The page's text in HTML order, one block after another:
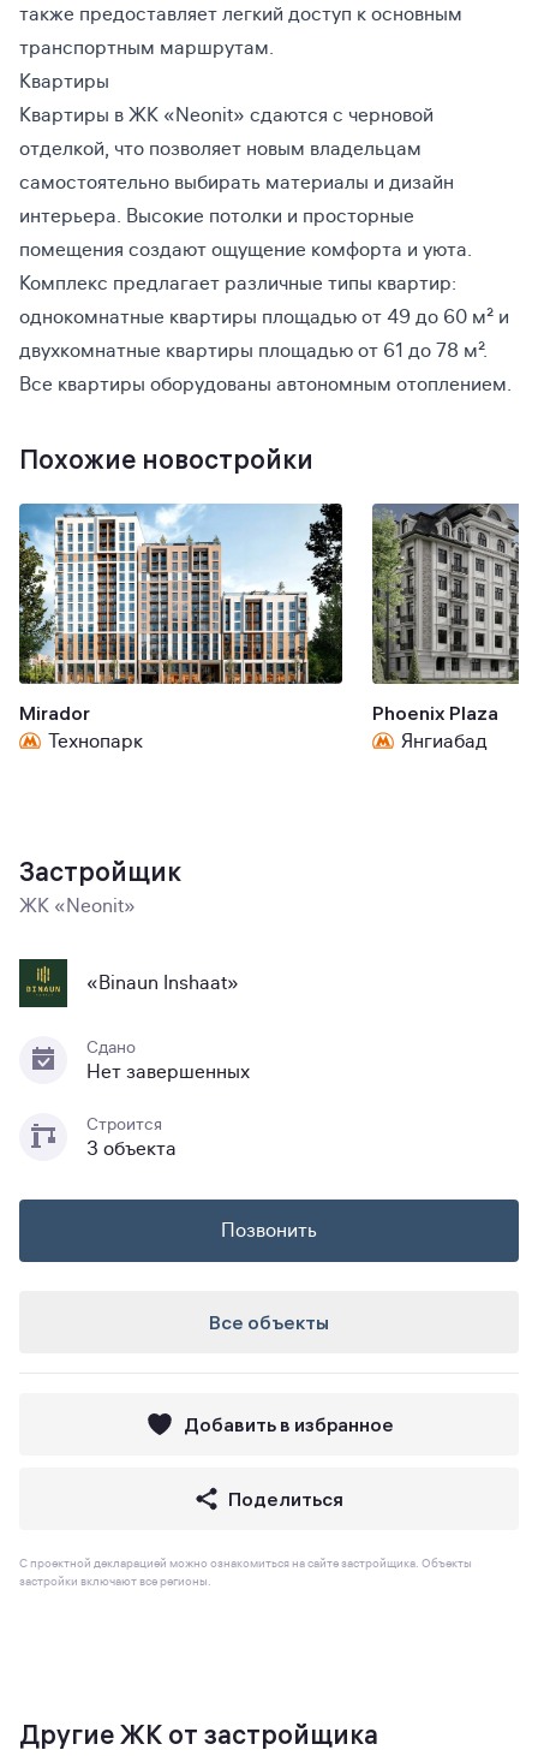
также предоставляет легкий доступ к основным
транспортным маршрутам.
Квартиры
Квартиры в ЖК «Neonit» сдаются с черновой
отделкой, что позволяет новым владельцам
самостоятельно выбирать материалы и дизайн
интерьера. Высокие потолки и просторные
помещения создают ощущение комфорта и уюта.
Комплекс предлагает различные типы квартир:
однокомнатные квартиры площадью от 49 до 60 м² и
двухкомнатные квартиры площадью от 61 до 78 м².
Все квартиры оборудованы автономным отоплением.
Похожие новостройки
Mirador
Технопарк
Phoenix Plaza
Янгиабад
Застройщик
ЖК «Neonit»
«Binaun Inshaat»
Сдано
Нет завершенных
Строится
3 объекта
Позвонить
Все объекты
Добавить в избранное
Поделиться
С проектной декларацией можно ознакомиться на сайте застройщика. Объекты
застройки включают все регионы.
Другие ЖК от застройщика